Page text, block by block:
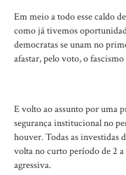
Em meio a todo esse caldo
como já tivemos
democratas se unam no
afastar, pelo voto, o
E volto ao assunto por uma
segurança institucional no
houver. Todas as investidas
volta no curto período de 2
agressiva.